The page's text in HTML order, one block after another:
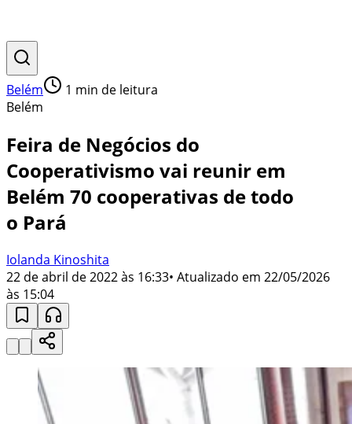
Belém 1 min de leitura
Belém
Feira de Negócios do
Cooperativismo vai reunir em
Belém 70 cooperativas de todo
o Pará
Iolanda Kinoshita
22 de abril de 2022 às 16:33• Atualizado em 22/05/2026
às 15:04